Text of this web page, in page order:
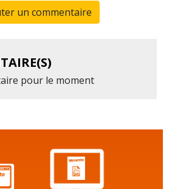
un commentaire
pour le moment